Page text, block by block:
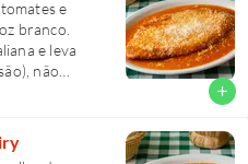
e
branco.
e leva
não
add